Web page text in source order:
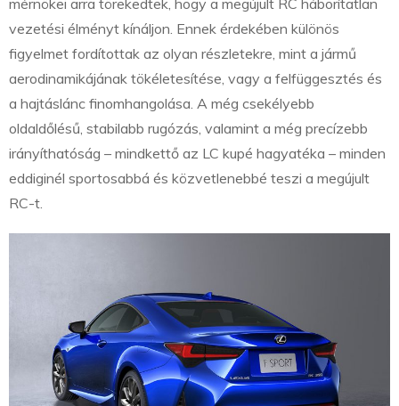
mérnökei arra törekedtek, hogy a megújult RC háborítatlan
vezetési élményt kínáljon. Ennek érdekében különös
figyelmet fordítottak az olyan részletekre, mint a jármű
aerodinamikájának tökéletesítése, vagy a felfüggesztés és
a hajtáslánc finomhangolása. A még csekélyebb
oldaldőlésű, stabilabb rugózás, valamint a még precízebb
irányíthatóság – mindkettő az LC kupé hagyatéka – minden
eddiginél sportosabbá és közvetlenebbé teszi a megújult
RC-t.